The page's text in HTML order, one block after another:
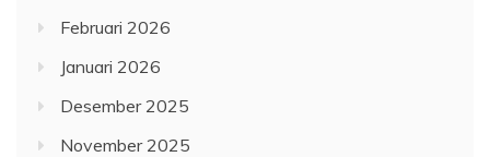
Februari 2026
Januari 2026
Desember 2025
November 2025